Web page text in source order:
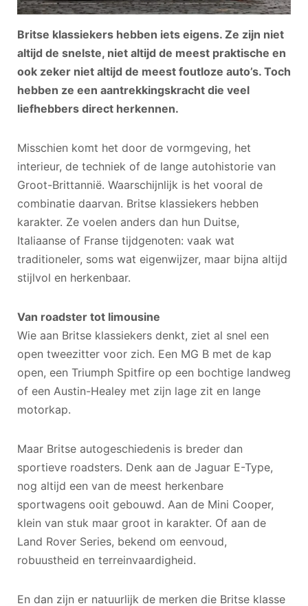
Britse klassiekers hebben iets eigens. Ze zijn niet
altijd de snelste, niet altijd de meest praktische en
ook zeker niet altijd de meest foutloze auto’s. Toch
hebben ze een aantrekkingskracht die veel
liefhebbers direct herkennen.
Misschien komt het door de vormgeving, het
interieur, de techniek of de lange autohistorie van
Groot-Brittannië. Waarschijnlijk is het vooral de
combinatie daarvan. Britse klassiekers hebben
karakter. Ze voelen anders dan hun Duitse,
Italiaanse of Franse tijdgenoten: vaak wat
traditioneler, soms wat eigenwijzer, maar bijna altijd
stijlvol en herkenbaar.
Van roadster tot limousine
Wie aan Britse klassiekers denkt, ziet al snel een
open tweezitter voor zich. Een MG B met de kap
open, een Triumph Spitfire op een bochtige landweg
of een Austin-Healey met zijn lage zit en lange
motorkap.
Maar Britse autogeschiedenis is breder dan
sportieve roadsters. Denk aan de Jaguar E-Type,
nog altijd een van de meest herkenbare
sportwagens ooit gebouwd. Aan de Mini Cooper,
klein van stuk maar groot in karakter. Of aan de
Land Rover Series, bekend om eenvoud,
robuustheid en terreinvaardigheid.
En dan zijn er natuurlijk de merken die Britse klasse